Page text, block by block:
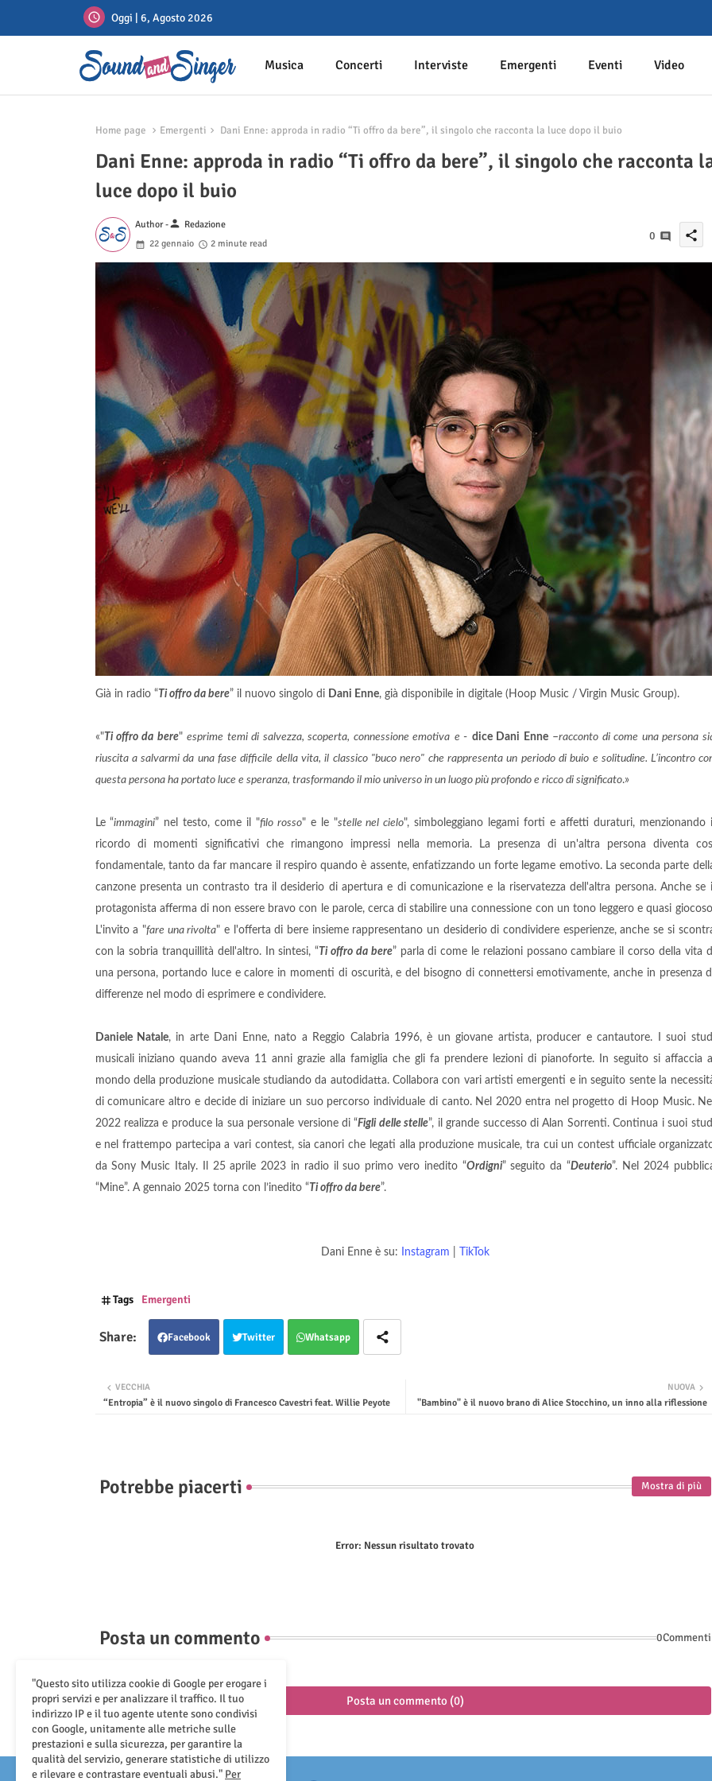
Oggi | 6, Agosto 2026
Musica Concerti Interviste Emergenti Eventi Video
Home page Emergenti Dani Enne: approda in radio “Ti offro da bere”, il singolo che racconta la luce dopo il buio
Dani Enne: approda in radio “Ti offro da bere”, il singolo che racconta
luce dopo il buio
Author -person Redazione
22 gennaio
2 minute read
0 share
Già in radio “Ti offro da bere” il nuovo singolo di Dani Enne, già disponibile in digitale (Hoop Music / Virgin Music Group).
«"Ti offro da bere"esprime temi di salvezza, scoperta, connessione emotiva e - dice Dani Enne–racconto di come una persona
riuscita a salvarmi da una fase difficile della vita, il classico "buco nero" che rappresenta un periodo di buio e solitudine. L’incontro
questa persona ha portato luce e speranza, trasformando il mio universo in un luogo più profondo e ricco di significato.»
Le “immagini” nel testo, come il "filo rosso" e le "stelle nel cielo", simboleggiano legami forti e affetti duraturi, menzionando il
ricordo di momenti significativi che rimangono impressi nella memoria. La presenza di un'altra persona diventa
fondamentale, tanto da far mancare il respiro quando è assente, enfatizzando un forte legame emotivo. La seconda parte
canzone presenta un contrasto tra il desiderio di apertura e di comunicazione e la riservatezza dell'altra persona. Anche se il
protagonista afferma di non essere bravo con le parole, cerca di stabilire una connessione con un tono leggero e quasi
L'invito a "fare una rivolta" e l'offerta di bere insieme rappresentano un desiderio di condividere esperienze, anche se si
con la sobria tranquillità dell'altro. In sintesi, “Ti offro da bere” parla di come le relazioni possano cambiare il corso della vita
una persona, portando luce e calore in momenti di oscurità, e del bisogno di connettersi emotivamente, anche in presenza
differenze nel modo di esprimere e condividere.
Daniele Natale, in arte Dani Enne, nato a Reggio Calabria 1996, è un giovane artista, producer e cantautore. I suoi
musicali iniziano quando aveva 11 anni grazie alla famiglia che gli fa prendere lezioni di pianoforte. In seguito si affaccia al
mondo della produzione musicale studiando da autodidatta. Collabora con vari artisti emergenti e in seguito sente la
di comunicare altro e decide di iniziare un suo percorso individuale di canto. Nel 2020 entra nel progetto di Hoop Music. Nel
2022 realizza e produce la sua personale versione di “Figli delle stelle”, il grande successo di Alan Sorrenti. Continua i suoi
e nel frattempo partecipa a vari contest, sia canori che legati alla produzione musicale, tra cui un contest ufficiale
da Sony Music Italy. Il 25 aprile 2023 in radio il suo primo vero inedito “Ordigni” seguito da “Deuterio”. Nel 2024
“Mine”. A gennaio 2025 torna con l’inedito “Ti offro da bere”.
Dani Enne è su: Instagram TikTok
Tags Emergenti
Facebook Twitter Whatsapp
NUOVA
"Bambino" è il nuovo brano di Alice Stocchino, un inno alla riflessione
VECCHIA
“Entropia” è il nuovo singolo di Francesco Cavestri feat. Willie Peyote
Potrebbe piacerti Mostra di più
Error: Nessun risultato trovato
Posta un commento 0Commenti
Posta un commento (0)
"Questo sito utilizza cookie di Google per erogare i
propri servizi e per analizzare il traffico. Il tuo
indirizzo IP e il tuo agente utente sono condivisi
con Google, unitamente alle metriche sulle
prestazioni e sulla sicurezza, per garantire la
qualità del servizio, generare statistiche di utilizzo
e rilevare e contrastare eventuali abusi." Per